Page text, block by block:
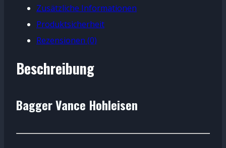
Zusätzliche Informationen
Produktsicherheit
Rezensionen (0)
Beschreibung
Bagger Vance Hohleisen